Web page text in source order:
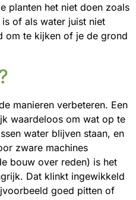
planten het niet doen zoals
of als water juist niet
om te kijken of je de grond
manieren verbeteren. Een
waardeloos om wat op te
water blijven staan, en
zware machines
bouw over reden) is het
Dat klinkt ingewikkeld
goed pitten of